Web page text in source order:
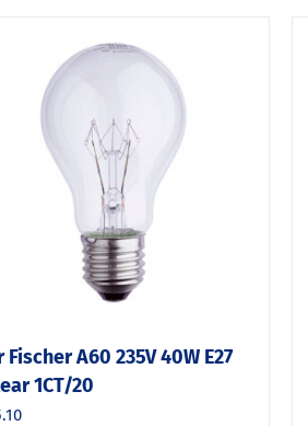
Fischer A60 235V 40W E27
1CT/20